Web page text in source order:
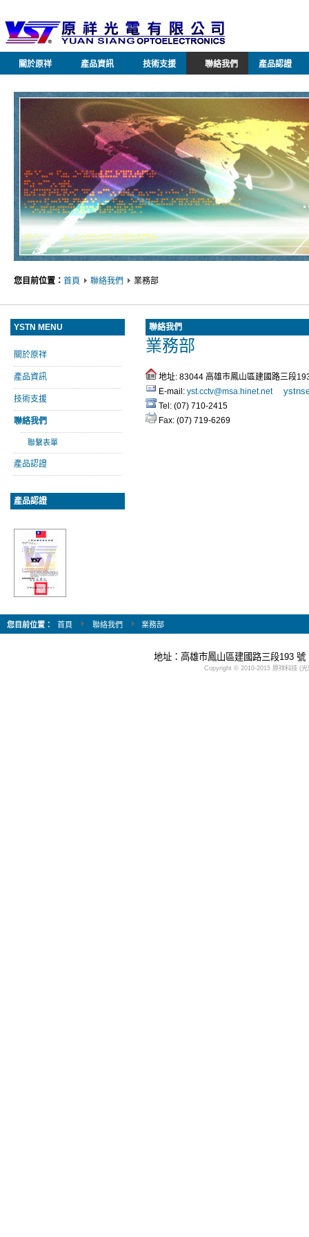
關於原祥 產品資訊 技術支援 聯絡我們 產品認證
您目前位置： 首頁 聯絡我們 業務部
聯絡我們
業務部
地址: 83044 高雄市鳳山區建國路三段
E-mail: yst.cctv@msa.hinet.net
Tel: (07) 710-2415
Fax: (07) 719-6269
YSTN MENU
關於原祥
產品資訊
技術支援
聯絡我們
聯繫表單
產品認證
產品認證
您目前位置： 首頁 聯絡我們 業務部
地址：高雄市鳳山區建國路三段193
Copyright © 2010-2015 原祥科技 (